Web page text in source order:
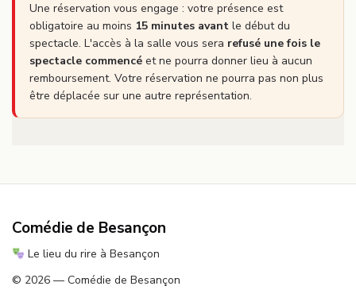
Une réservation vous engage : votre présence est
obligatoire au moins 15 minutes avant le début du
spectacle. L'accès à la salle vous sera refusé une fois le
spectacle commencé et ne pourra donner lieu à aucun
remboursement. Votre réservation ne pourra pas non plus
être déplacée sur une autre représentation.
Comédie de Besançon
Le lieu du rire à Besançon
© 2026 — Comédie de Besançon